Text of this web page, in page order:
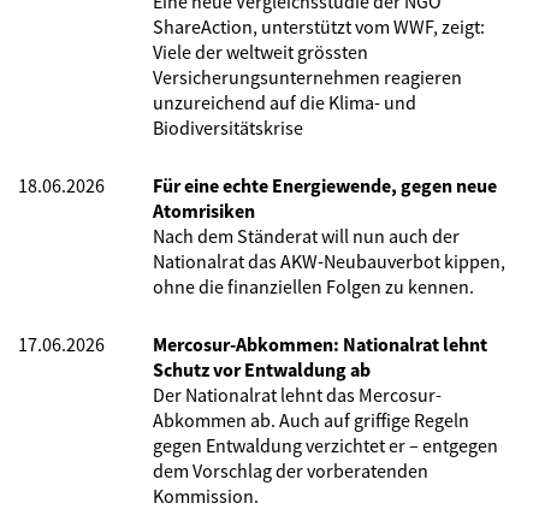
ShareAction, unterstützt vom WWF, zeigt:
Viele der weltweit grössten
Versicherungsunternehmen reagieren
unzureichend auf die Klima- und
Biodiversitätskrise
18.06.2026
Für eine echte Energiewende, gegen neue
Atomrisiken
Nach dem Ständerat will nun auch der
Nationalrat das AKW-Neubauverbot kippen,
ohne die finanziellen Folgen zu kennen.
17.06.2026
Mercosur-Abkommen: Nationalrat lehnt
Schutz vor Entwaldung ab
Der Nationalrat lehnt das Mercosur-
Abkommen ab. Auch auf griffige Regeln
gegen Entwaldung verzichtet er – entgegen
dem Vorschlag der vorberatenden
Kommission.